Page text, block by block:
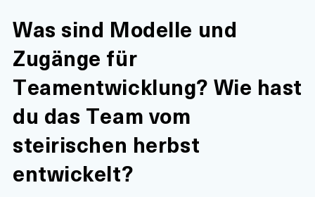
Was sind Modelle und
Zugänge für
Teamentwicklung? Wie hast
du das Team vom
steirischen herbst
entwickelt?